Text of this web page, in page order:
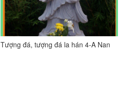
Tượng đá, tượng đá la hán 4-A Nan